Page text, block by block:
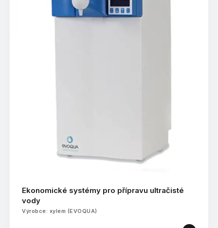
Ekonomické systémy pro přípravu ultračisté
vody
Výrobce: xylem (EVOQUA)